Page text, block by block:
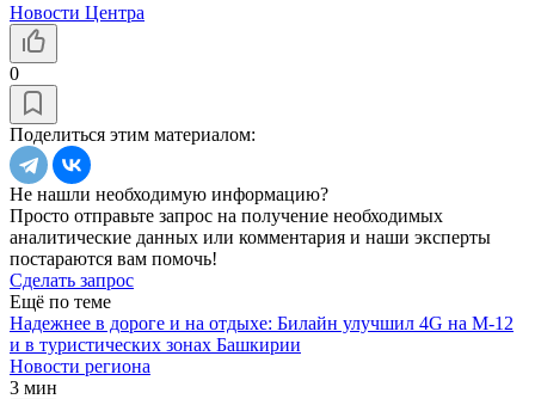
Новости Центра
0
Поделиться этим материалом:
Не нашли необходимую информацию?
Просто отправьте запрос на получение необходимых
аналитические данных или комментария и наши эксперты
постараются вам помочь!
Сделать запрос
Ещё по теме
Надежнее в дороге и на отдыхе: Билайн улучшил 4G на М-12
и в туристических зонах Башкирии
Новости региона
3 мин